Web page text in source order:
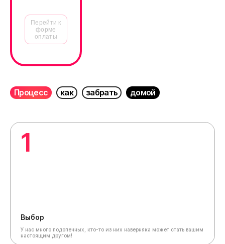
Перейти к
форме
оплаты
Процесс как забрать домой
1
Выбор
У нас много подопечных, кто-то из них наверняка может стать вашим
настоящим другом!